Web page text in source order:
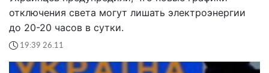
отключения света могут лишать электроэнергии
до 20-20 часов в сутки.
19:39 26.11